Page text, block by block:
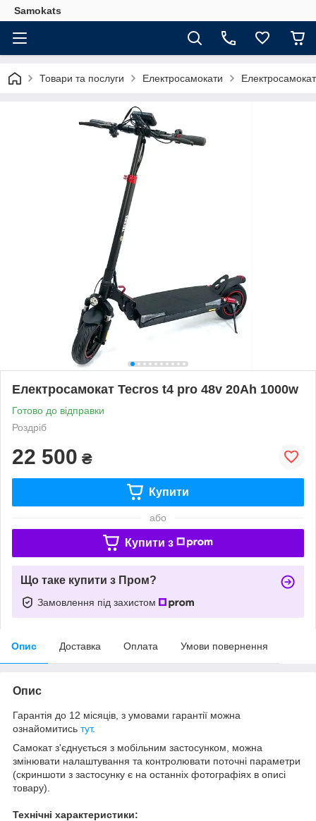
Samokats
Товари та послуги Електросамокати
Електросамокат Tecros t4 pro 48v 20Ah 1000w
Готово до відправки
Роздріб
22 500 ₴
Купити
або
Купити з
Що таке купити з Пром?
Замовлення під захистом
Опис Доставка Оплата Умови повернення
Опис
Гарантія до 12 місяців, з умовами гарантії можна
ознайомитись тут.
Самокат з'єднується з мобільним застосунком, можна
змінювати налаштування та контролювати поточні параметри
(скриншоти з застосунку є на останніх фотографіях в описі
товару).
Технічні характеристики: